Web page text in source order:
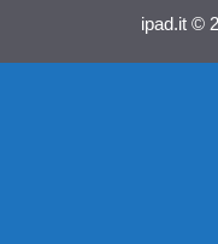
ipad.it ©